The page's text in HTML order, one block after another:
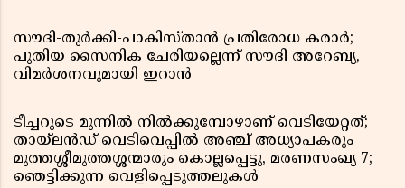
സൗദി-തുർക്കി-പാകിസ്താൻ പ്രതിരോധ കരാർ;
പുതിയ സൈനിക ചേരിയല്ലെന്ന് സൗദി അറേബ്യ,
വിമർശനവുമായി ഇറാൻ
ടീച്ചറുടെ മുന്നിൽ നിൽക്കുമ്പോഴാണ് വെടിയേറ്റത്;
തായ്‌ലൻഡ് വെടിവെപ്പിൽ അഞ്ച് അധ്യാപകരും
മുത്തശ്ശീമുത്തശ്ശന്മാരും കൊല്ലപ്പെട്ടു, മരണസംഖ്യ 7;
ഞെട്ടിക്കുന്ന വെളിപ്പെടുത്തലുകൾ